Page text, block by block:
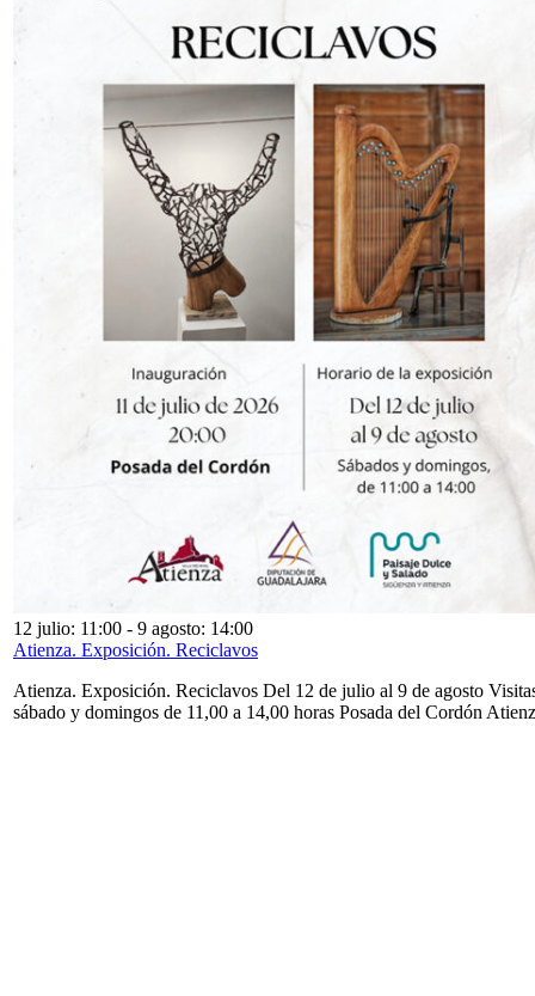
12 julio: 11:00 - 9 agosto: 14:00
Atienza. Exposición. Reciclavos
Atienza. Exposición. Reciclavos Del 12 de julio al 9 de agosto
sábado y domingos de 11,00 a 14,00 horas Posada del Cordón